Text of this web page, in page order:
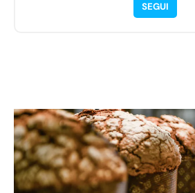
SEGUI